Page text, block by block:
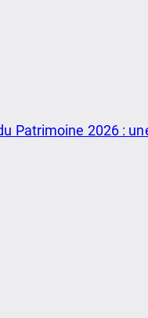
Patrimoine 2026 :